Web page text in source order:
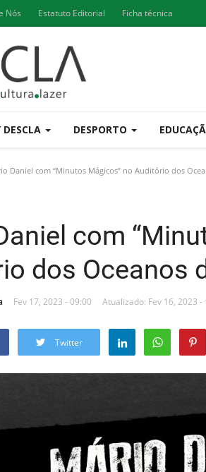
Nós Estatuto Editorial Ficha técnica
DESCLA DESPORTO
Daniel com “Minutos Mágicos” no Auditório dos
com
dos Oceanos
Fev 17, 2023 - 09:00 Atualizado: Fev 16, 2023 -
Twitter